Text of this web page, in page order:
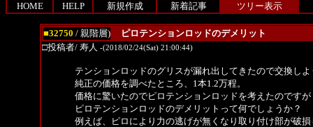
HOME HELP 新規作成 新着記事 ツリー表示
■32750 / 親階層)
ピロテンションロッドのデメリット
□投稿者/ 寿人 -(2018/02/24(Sat) 21:00:44)
テンションロッドのグリスが漏れ出してきたので交換しよ
純正の価格を調べたところ、1本1.2万程。
価格に驚いたのでピロテンションロッドを考えたのですが
ピロテンションロッドのデメリットって何でしょうか？
例えば、ピロにより力の逃げが無くなり取り付け部が破損